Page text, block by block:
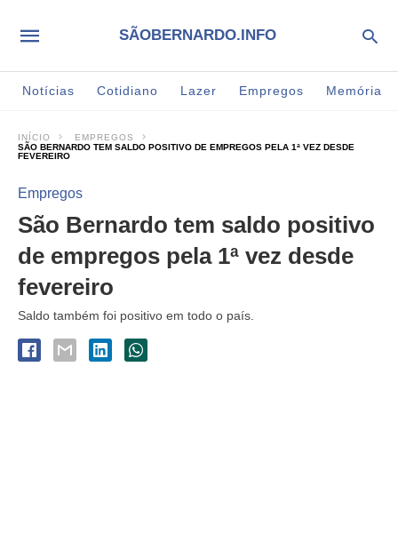
SÃOBERNARDO.INFO
Notícias Cotidiano Lazer Empregos Memória
INÍCIO
EMPREGOS
SÃO BERNARDO TEM SALDO POSITIVO DE EMPREGOS PELA 1ª VEZ DESDE
FEVEREIRO
Empregos
São Bernardo tem saldo positivo
de empregos pela 1ª vez desde
fevereiro
Saldo também foi positivo em todo o país.